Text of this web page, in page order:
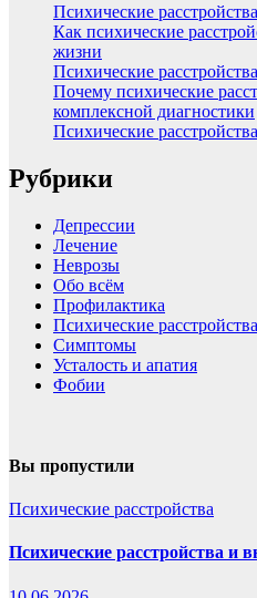
Психические
Как психические
жизни
Психические
Почему психические
комплексной диагностики
Психические
Рубрики
Депрессии
Лечение
Неврозы
Обо всём
Профилактика
Психические расстройства
Симптомы
Усталость и апатия
Фобии
Вы пропустили
Психические расстройства
Психические расстройства и